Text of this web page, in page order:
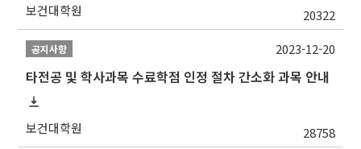
보건대학원 20322
공지사항
타전공 및 학사과목 수료학점 인정 절차 간소화 과목 안내
보건대학원 28758
2023-12-20